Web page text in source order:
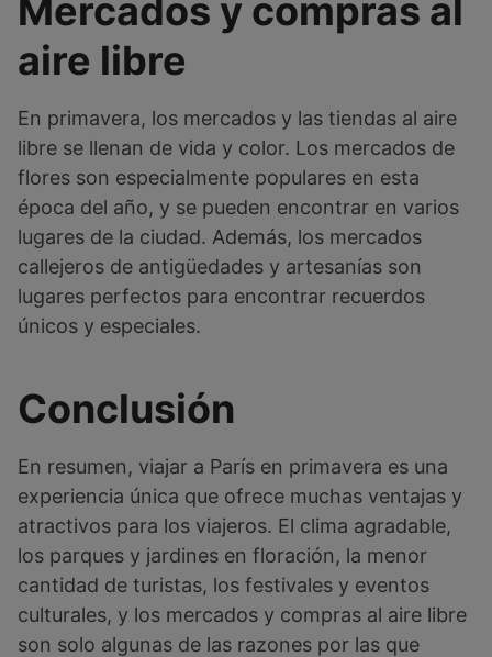
Mercados y compras al
aire libre
En primavera, los mercados y las tiendas al aire
libre se llenan de vida y color. Los mercados de
flores son especialmente populares en esta
época del año, y se pueden encontrar en varios
lugares de la ciudad. Además, los mercados
callejeros de antigüedades y artesanías son
lugares perfectos para encontrar recuerdos
únicos y especiales.
Conclusión
En resumen, viajar a París en primavera es una
experiencia única que ofrece muchas ventajas y
atractivos para los viajeros. El clima agradable,
los parques y jardines en floración, la menor
cantidad de turistas, los festivales y eventos
culturales, y los mercados y compras al aire libre
son solo algunas de las razones por las que